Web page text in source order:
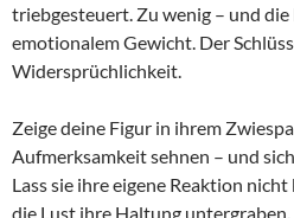
triebgesteuert. Zu wenig – und
emotionalem Gewicht. Der
Widersprüchlichkeit.
Zeige deine Figur in ihrem
Aufmerksamkeit sehnen – und
Lass sie ihre eigene Reaktion
die Lust ihre Haltung untergraben.